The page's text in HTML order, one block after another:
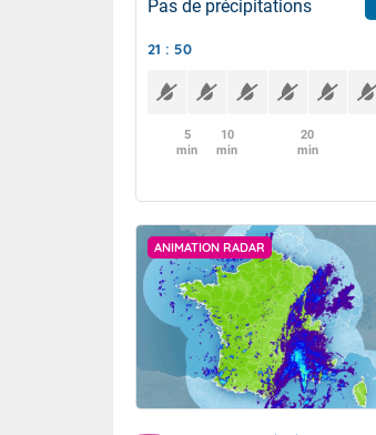
Pas de précipitations
21 : 50
5
min
10
min
20
min
ANIMATION RADAR